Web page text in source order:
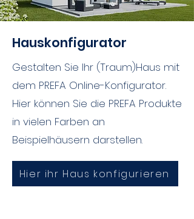
Hauskonfigurator
Gestalten Sie Ihr (Traum)Haus mit
dem PREFA Online-Konfigurator.
Hier können Sie die PREFA Produkte
in vielen Farben an
Beispielhäusern darstellen.
Hier ihr Haus konfigurieren